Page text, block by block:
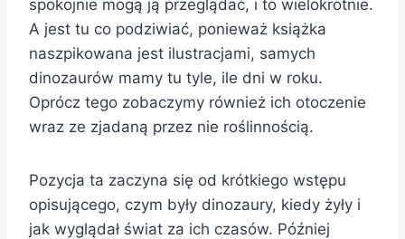
spokojnie mogą ją przeglądać, i to wielokrotnie.
A jest tu co podziwiać, ponieważ książka
naszpikowana jest ilustracjami, samych
dinozaurów mamy tu tyle, ile dni w roku.
Oprócz tego zobaczymy również ich otoczenie
wraz ze zjadaną przez nie roślinnością.
Pozycja ta zaczyna się od krótkiego wstępu
opisującego, czym były dinozaury, kiedy żyły i
jak wyglądał świat za ich czasów. Później